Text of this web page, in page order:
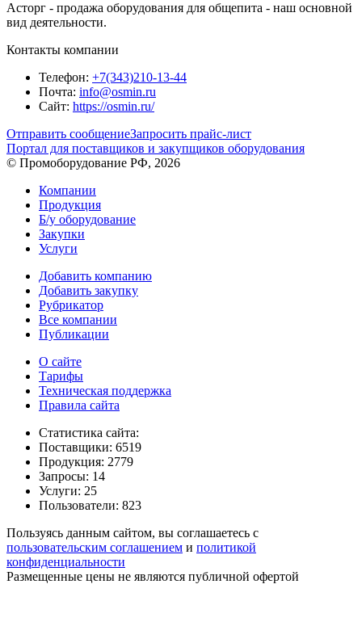
Асторг - продажа оборудования для общепита - наш основной
вид деятельности.
Контакты компании
Телефон: +7(343)210-13-44
Почта: info@osmin.ru
Сайт: https://osmin.ru/
Отправить сообщениеЗапросить прайс-лист
Портал для поставщиков и закупщиков оборудования
© Промоборудование РФ, 2026
Компании
Продукция
Б/у оборудование
Закупки
Услуги
Добавить компанию
Добавить закупку
Рубрикатор
Все компании
Публикации
О сайте
Тарифы
Техническая поддержка
Правила сайта
Статистика сайта:
Поставщики: 6519
Продукция: 2779
Запросы: 14
Услуги: 25
Пользователи: 823
Пользуясь данным сайтом, вы соглашаетесь с
пользовательским соглашением и политикой
конфиденциальности
Размещенные цены не являются публичной офертой